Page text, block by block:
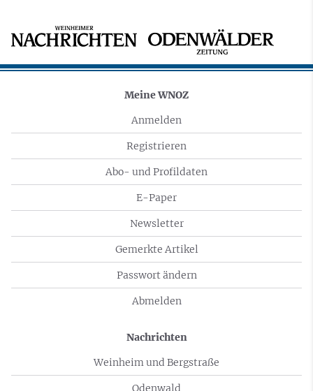
Meine WNOZ
Anmelden
Registrieren
Abo- und Profildaten
E-Paper
Newsletter
Gemerkte Artikel
Passwort ändern
Abmelden
Nachrichten
Weinheim und Bergstraße
Odenwald